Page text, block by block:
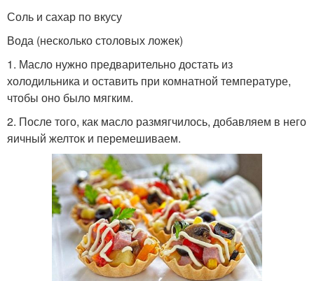
Соль и сахар по вкусу
Вода (несколько столовых ложек)
1. Масло нужно предварительно достать из
холодильника и оставить при комнатной температуре,
чтобы оно было мягким.
2. После того, как масло размягчилось, добавляем в него
яичный желток и перемешиваем.